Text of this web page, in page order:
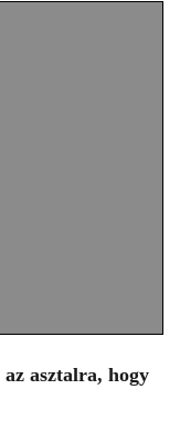
asztalra, hogy